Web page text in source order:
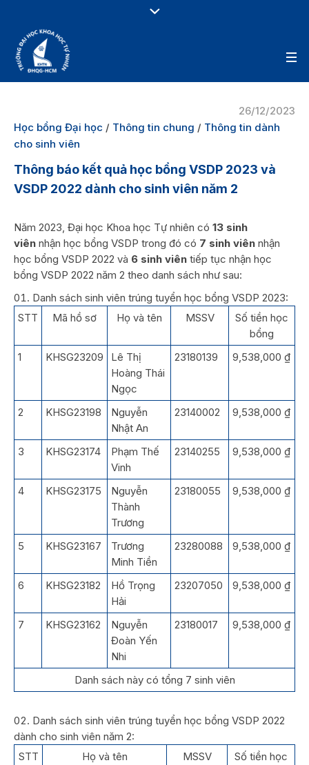
26/12/2023
Học bổng Đại học / Thông tin chung / Thông tin dành
cho sinh viên
Thông báo kết quả học bổng VSDP 2023 và
VSDP 2022 dành cho sinh viên năm 2
Năm 2023, Đại học Khoa học Tự nhiên có 13 sinh
viên nhận học bổng VSDP trong đó có 7 sinh viên nhận
học bổng VSDP 2022 và 6 sinh viên tiếp tục nhận học
bổng VSDP 2022 năm 2 theo danh sách như sau:
Danh sách sinh viên trúng tuyển học bổng VSDP 2023:
STT
Mã hồ sơ Họ và tên MSSV
Số tiền học
bổng
1
KHSG23209
Lê Thị
Hoàng Thái
Ngọc
23180139 9,538,000 ₫
2 KHSG23198
Nguyễn
Nhật An
23140002 9,538,000 ₫
3 KHSG23174
Phạm Thế
Vinh
23140255 9,538,000 ₫
4 KHSG23175
Nguyễn
Thành
Trương
23180055 9,538,000 ₫
5 KHSG23167
Trương
Minh Tiền
23280088 9,538,000 ₫
6 KHSG23182
Hồ Trọng
Hải
23207050 9,538,000 ₫
7 KHSG23162
Nguyễn
Đoàn Yến
Nhi
23180017 9,538,000 ₫
Danh sách này có tổng 7 sinh viên
Danh sách sinh viên trúng tuyển học bổng VSDP 2022
dành cho sinh viên năm 2:
STT
Họ và tên MSSV
Số tiền học